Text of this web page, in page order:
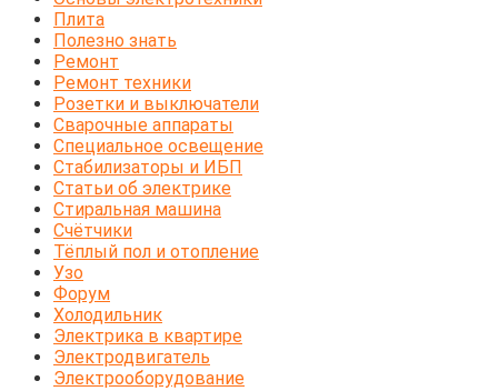
Плита
Полезно знать
Ремонт
Ремонт техники
Розетки и выключатели
Сварочные аппараты
Специальное освещение
Стабилизаторы и ИБП
Статьи об электрике
Стиральная машина
Счётчики
Тёплый пол и отопление
Узо
Форум
Холодильник
Электрика в квартире
Электродвигатель
Электрооборудование